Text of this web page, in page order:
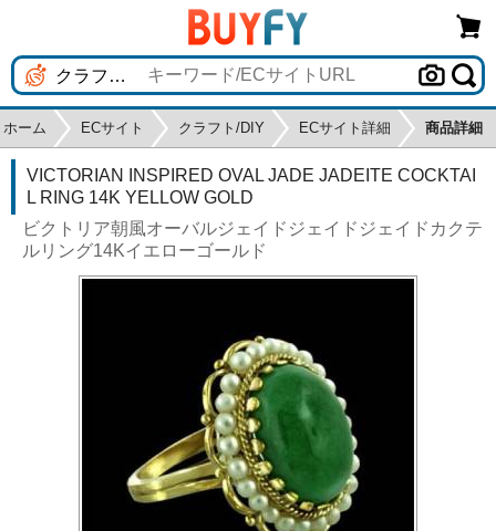
ホーム ECサイト クラフト/DIY ECサイト詳細 商品詳細
VICTORIAN INSPIRED OVAL JADE JADEITE COCKTAI
L RING 14K YELLOW GOLD
ビクトリア朝風オーバルジェイドジェイドジェイドカクテ
ルリング14Kイエローゴールド